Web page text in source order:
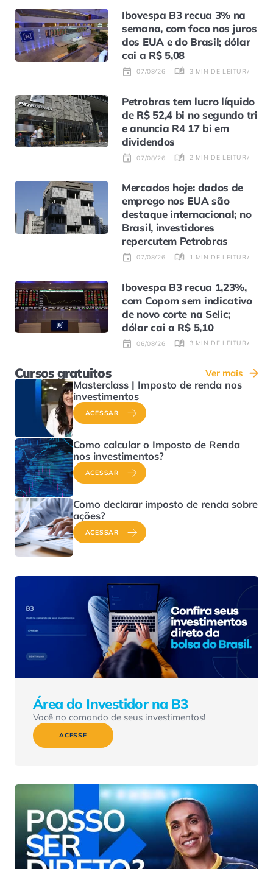
Ibovespa B3 recua 3% na
semana, com foco nos juros
dos EUA e do Brasil; dólar
cai a R$ 5,08
07/08/26 3 MIN DE LEITURA
Petrobras tem lucro líquido
de R$ 52,4 bi no segundo tri
e anuncia R4 17 bi em
dividendos
07/08/26 2 MIN DE LEITURA
Mercados hoje: dados de
emprego nos EUA são
destaque internacional; no
Brasil, investidores
repercutem Petrobras
07/08/26 1 MIN DE LEITURA
Ibovespa B3 recua 1,23%,
com Copom sem indicativo
de novo corte na Selic;
dólar cai a R$ 5,10
06/08/26 3 MIN DE LEITURA
Cursos gratuitos Ver mais
Masterclass | Imposto de renda nos
investimentos
ACESSAR
Como calcular o Imposto de Renda
nos investimentos?
ACESSAR
Como declarar imposto de renda sobre
ações?
ACESSAR
Área do Investidor na B3
Você no comando de seus investimentos!
ACESSE